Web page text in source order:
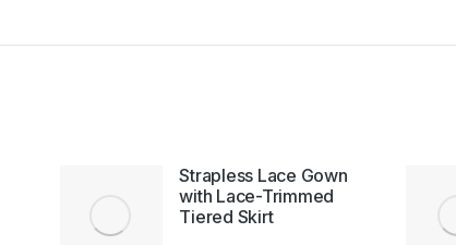
Strapless Lace Gown
with Lace-Trimmed
Tiered Skirt